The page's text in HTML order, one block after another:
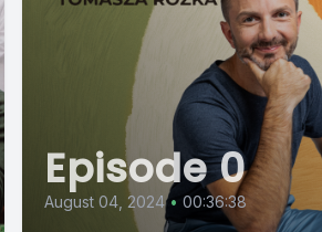
Episode 0
August 04, 2024 • 00:36:38